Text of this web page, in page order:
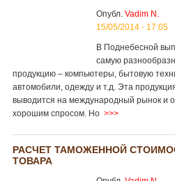
Опубл. Vadim N.
15/05/2014 - 17:05
В Поднебесной
самую
продукцию – компьютеры, бытовую
автомобили, одежду и т.д. Эта
выводится на международный рынок и
хорошим спросом. Но >>>
РАСЧЕТ ТАМОЖЕННОЙ
ТОВАРА